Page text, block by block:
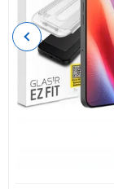
Previous